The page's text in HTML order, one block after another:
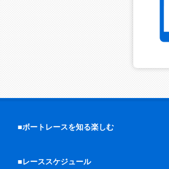
■ボートレースを知る楽しむ
■レーススケジュール